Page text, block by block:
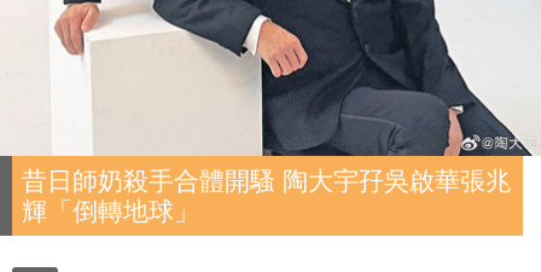
昔日師奶殺手合體開騷 陶大宇孖吳啟華張兆
輝「倒轉地球」